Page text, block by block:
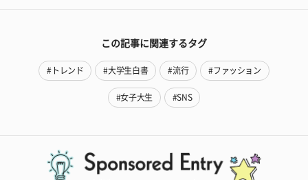
この記事に関連するタグ
#トレンド #大学生白書 #流行 #ファッション
#女子大生 #SNS